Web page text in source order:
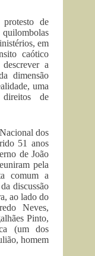
de
quilombolas
em
caótico
a
dimensão
uma
de
dos
51 anos
de João
pela
comum a
discussão
ao lado do
Neves,
Pinto,
(um dos
homem